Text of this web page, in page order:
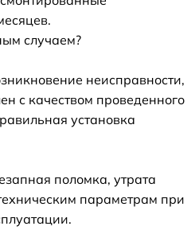
случаем?
неисправности,
с качеством проведенного
установка
поломка, утрата
параметрам при